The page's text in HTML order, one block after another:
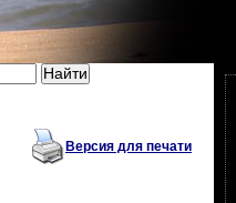
Версия для печати